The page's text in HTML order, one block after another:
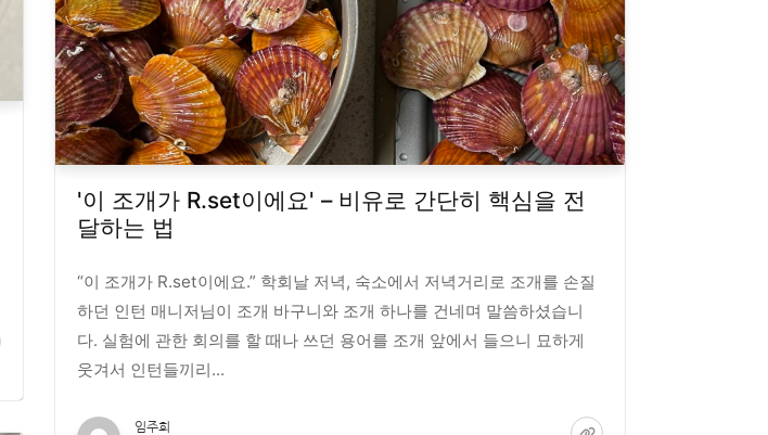
'이 조개가 R.set이에요' – 비유로 간단히 핵심을 전
달하는 법
“이 조개가 R.set이에요.” 학회날 저녁, 숙소에서 저녁거리로 조개를 손질
하던 인턴 매니저님이 조개 바구니와 조개 하나를 건네며 말씀하셨습니
다. 실험에 관한 회의를 할 때나 쓰던 용어를 조개 앞에서 들으니 묘하게
웃겨서 인턴들끼리...
임주희